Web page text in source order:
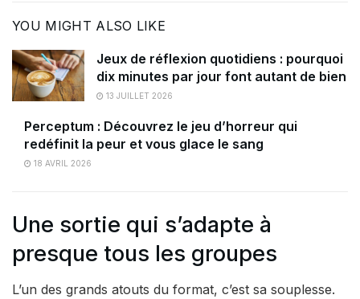
YOU MIGHT ALSO LIKE
Jeux de réflexion quotidiens : pourquoi
dix minutes par jour font autant de bien
13 JUILLET 2026
Perceptum : Découvrez le jeu d’horreur qui
redéfinit la peur et vous glace le sang
18 AVRIL 2026
Une sortie qui s’adapte à
presque tous les groupes
L’un des grands atouts du format, c’est sa souplesse.